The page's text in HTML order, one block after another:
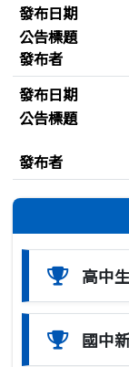
發布日期
公告標題
發布者
發布日期
公告標題
發布者
左邊區域內容
高中
國中